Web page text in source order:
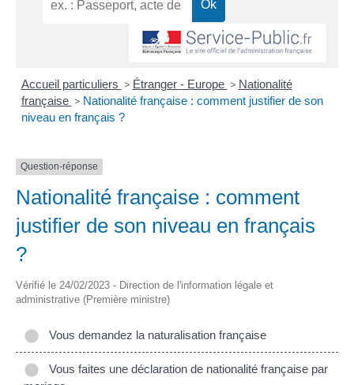
Accueil particuliers > Étranger - Europe > Nationalité
française > Nationalité française : comment justifier de son
niveau en français ?
Question-réponse
Nationalité française : comment
justifier de son niveau en français
?
Vérifié le 24/02/2023 - Direction de l'information légale et
administrative (Première ministre)
Vous demandez la naturalisation française
Vous faites une déclaration de nationalité française par